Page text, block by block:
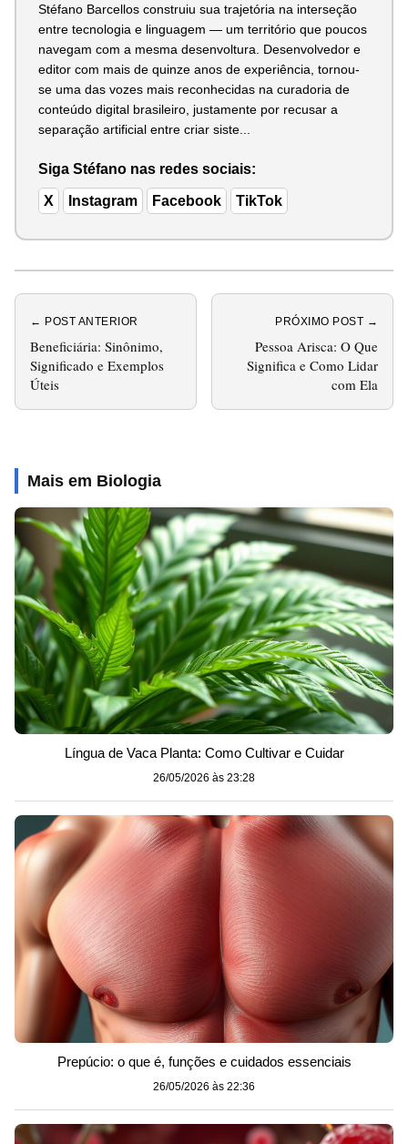
Stéfano Barcellos construiu sua trajetória na interseção
entre tecnologia e linguagem — um território que poucos
navegam com a mesma desenvoltura. Desenvolvedor e
editor com mais de quinze anos de experiência, tornou-
se uma das vozes mais reconhecidas na curadoria de
conteúdo digital brasileiro, justamente por recusar a
separação artificial entre criar siste...
Siga Stéfano nas redes sociais:
X Instagram Facebook TikTok
← POST ANTERIOR
Beneficiária: Sinônimo,
Significado e Exemplos
Úteis
PRÓXIMO POST →
Pessoa Arisca: O Que
Significa e Como Lidar
com Ela
Mais em Biologia
Língua de Vaca Planta: Como Cultivar e Cuidar
26/05/2026 às 23:28
Prepúcio: o que é, funções e cuidados essenciais
26/05/2026 às 22:36